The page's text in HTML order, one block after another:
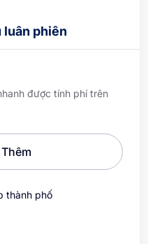
luân phiên
được tính phí trên
thành phố